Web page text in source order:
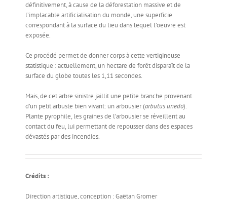
définitivement, à cause de la déforestation massive et de
l’implacable artificialisation du monde, une superficie
correspondant à la surface du lieu dans lequel l’oeuvre est
exposée.
Ce procédé permet de donner corps à cette vertigineuse
statistique : actuellement, un hectare de forêt disparaît de la
surface du globe toutes les 1,11 secondes.
Mais, de cet arbre sinistre jaillit une petite branche provenant
d’un petit arbuste bien vivant: un arbousier (arbutus unedo).
Plante pyrophile, les graines de l’arbousier se réveillent au
contact du feu, lui permettant de repousser dans des espaces
dévastés par des incendies.
Crédits :
Direction artistique, conception : Gaëtan Gromer